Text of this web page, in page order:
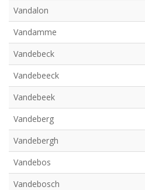
Vandalon
Vandamme
Vandebeck
Vandebeeck
Vandebeek
Vandeberg
Vandebergh
Vandebos
Vandebosch